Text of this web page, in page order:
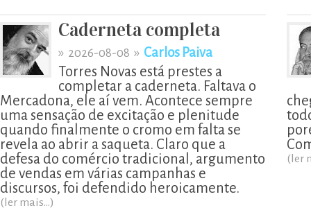
Caderneta completa
» 2026-08-08 » Carlos Paiva
Torres Novas está prestes a
completar a caderneta. Faltava o
Mercadona, ele aí vem. Acontece sempre
uma sensação de excitação e plenitude
quando finalmente o cromo em falta se
revela ao abrir a saqueta. Claro que a
defesa do comércio tradicional, argumento
de vendas em várias campanhas e
discursos, foi defendido heroicamente.
(ler mais...)
(ler